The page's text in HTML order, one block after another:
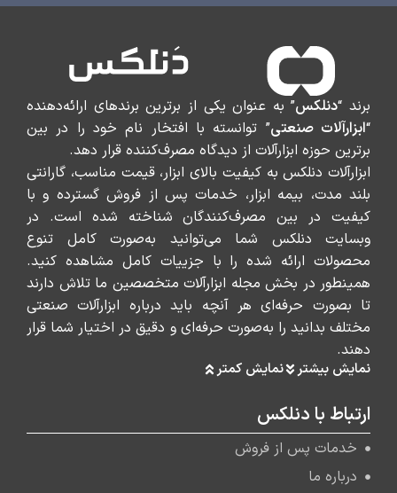
برند “دنلکس” به عنوان یکی از برترین برندهای ارائه‌دهنده
“ابزارآلات صنعتی” توانسته با افتخار نام خود را در بین
برترین حوزه ابزارآلات از دیدگاه مصرف‌کننده قرار دهد.
ابزارآلات دنلکس به کیفیت بالای ابزار، قیمت مناسب، گارانتی
بلند مدت، بیمه ابزار، خدمات پس از فروش گسترده و با
کیفیت در بین مصرف‌کنندگان شناخته شده است. در
وبسایت دنلکس شما می‌توانید به‌صورت کامل تنوع
محصولات ارائه شده را با جزییات کامل مشاهده کنید.
همینطور در بخش مجله ابزارآلات متخصصین ما تلاش دارند
تا بصورت حرفه‌ای هر آنچه باید درباره ابزارآلات صنعتی
مختلف بدانید را به‌صورت حرفه‌ای و دقیق در اختیار شما قرار
دهند.
نمایش بیشتر نمایش کمتر
ارتباط با دنلکس
خدمات پس از فروش
درباره ما